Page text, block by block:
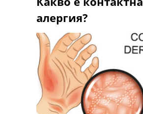
алергия?